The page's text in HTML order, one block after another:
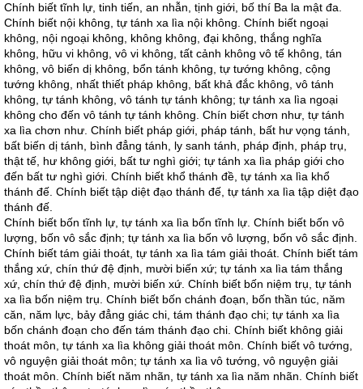
Chính biết tĩnh lự, tinh tiến, an nhẫn, tịnh giới, bố thí Ba la mật đa.
Chính biết nội không, tự tánh xa lìa nội không. Chính biết ngoại
không, nội ngoại không, không không, đại không, thắng nghĩa
không, hữu vi không, vô vi không, tất cảnh không vô tế không, tán
không, vô biến dị không, bổn tánh không, tự tướng không, cộng
tướng không, nhất thiết pháp không, bất khả đắc không, vô tánh
không, tự tánh không, vô tánh tự tánh không; tự tánh xa lìa ngoại
không cho đến vô tánh tự tánh không. Chín biết chơn như, tự tánh
xa lìa chơn như. Chính biết pháp giới, pháp tánh, bất hư vọng tánh,
bất biến dị tánh, bình đẳng tánh, ly sanh tánh, pháp định, pháp trụ,
thật tế, hư không giới, bất tư nghì giới; tự tánh xa lìa pháp giới cho
đến bất tư nghì giới. Chính biết khổ thánh đề, tự tánh xa lìa khổ
thánh đế. Chính biết tập diệt đạo thánh đế, tự tánh xa lìa tập diệt đạo
thánh đế.
Chính biết bốn tĩnh lự, tự tánh xa lìa bốn tĩnh lự. Chính biết bốn vô
lượng, bốn vô sắc định; tự tánh xa lìa bốn vô lượng, bốn vô sắc định.
Chính biết tám giải thoát, tự tánh xa lìa tám giải thoát. Chính biết tám
thắng xứ, chín thứ đệ định, mười biến xứ; tự tánh xa lìa tám thắng
xứ, chín thứ đệ định, mười biến xứ. Chính biết bốn niệm trụ, tự tánh
xa lìa bốn niệm trụ. Chính biết bốn chánh đoạn, bốn thần túc, năm
căn, năm lực, bảy đẳng giác chi, tám thánh đạo chi; tự tánh xa lìa
bốn chánh đoạn cho đến tám thánh đạo chi. Chính biết không giải
thoát môn, tự tánh xa lìa không giải thoát môn. Chính biết vô tướng,
vô nguyện giải thoát môn; tự tánh xa lìa vô tướng, vô nguyện giải
thoát môn. Chính biết năm nhãn, tự tánh xa lìa năm nhãn. Chính biết